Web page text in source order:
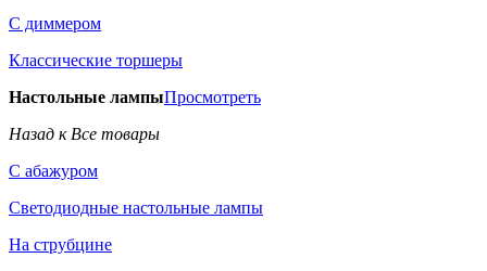
С диммером
Классические торшеры
Настольные лампыПросмотреть
Назад к Все товары
С абажуром
Светодиодные настольные лампы
На струбцине